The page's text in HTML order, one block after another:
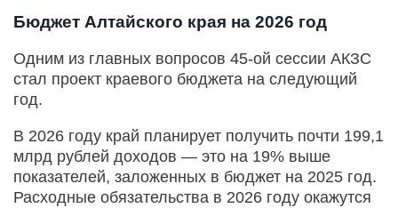
Бюджет Алтайского края на 2026 год
Одним из главных вопросов 45-ой сессии АКЗС
стал проект краевого бюджета на следующий
год.
В 2026 году край планирует получить почти 199,1
млрд рублей доходов — это на 19% выше
показателей, заложенных в бюджет на 2025 год.
Расходные обязательства в 2026 году окажутся